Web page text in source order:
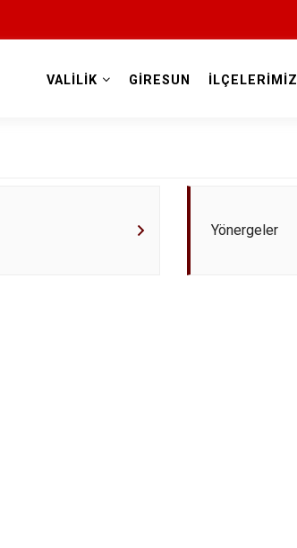
VALİLİK GİRESUN İLÇELERİMİZ
Yönergeler